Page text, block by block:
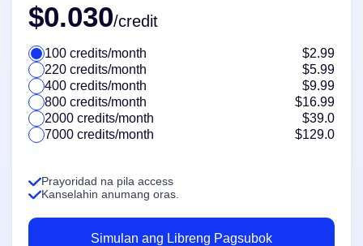
$0.030/credit
100 credits/month
$2.99
220 credits/month
$5.99
400 credits/month
$9.99
800 credits/month
$16.99
2000 credits/month
$39.0
7000 credits/month
$129.0
Prayoridad na pila access
Kanselahin anumang oras.
Simulan ang Libreng Pagsubok